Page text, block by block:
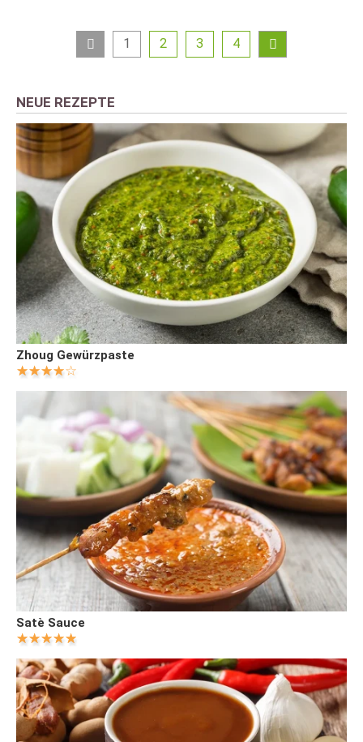
1 2 3 4
NEUE REZEPTE
Zhoug Gewürzpaste
Satè Sauce